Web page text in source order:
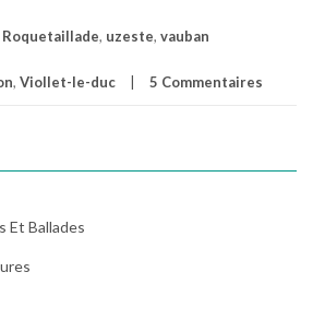
, uzeste, vauban
, Viollet-le-duc 5 Commentaires
Et Ballades